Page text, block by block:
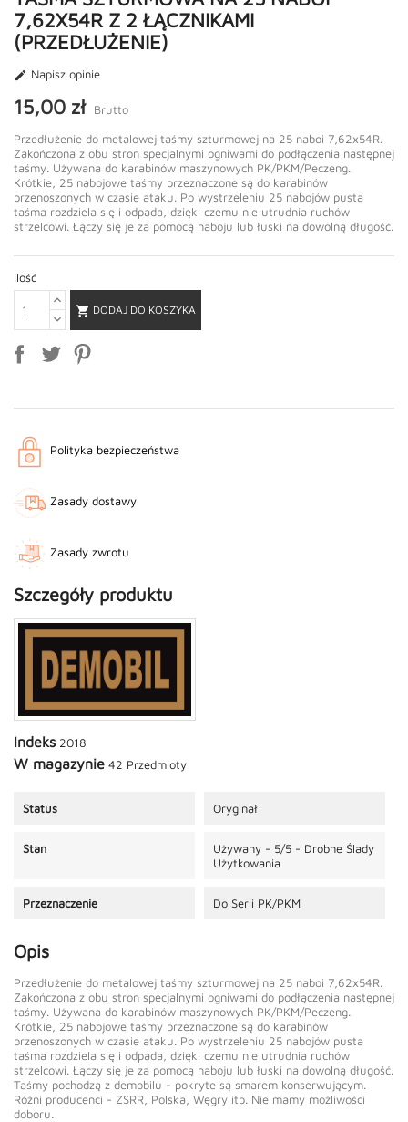
7,62X54R Z 2 ŁĄCZNIKAMI
(PRZEDŁUŻENIE)
 Napisz opinie
15,00 zł
Brutto
Przedłużenie do metalowej taśmy szturmowej na 25 naboi 7,62x54R.
Zakończona z obu stron specjalnymi ogniwami do podłączenia następnej
taśmy. Używana do karabinów maszynowych PK/PKM/Peczeng.
Krótkie, 25 nabojowe taśmy przeznaczone są do karabinów
przenoszonych w czasie ataku. Po wystrzeleniu 25 nabojów pusta
taśma rozdziela się i odpada, dzięki czemu nie utrudnia ruchów
strzelcowi. Łączy się je za pomocą naboju lub łuski na dowolną długość.
Ilość
 DODAJ DO KOSZYKA
Polityka bezpieczeństwa
Zasady dostawy
Zasady zwrotu
Szczegóły produktu
Indeks 2018
W magazynie 42 Przedmioty
Status Oryginał
Stan
Używany - 5/5 - Drobne Ślady
Użytkowania
Przeznaczenie Do Serii PK/PKM
Opis
Przedłużenie do metalowej taśmy szturmowej na 25 naboi 7,62x54R.
Zakończona z obu stron specjalnymi ogniwami do podłączenia następnej
taśmy. Używana do karabinów maszynowych PK/PKM/Peczeng.
Krótkie, 25 nabojowe taśmy przeznaczone są do karabinów
przenoszonych w czasie ataku. Po wystrzeleniu 25 nabojów pusta
taśma rozdziela się i odpada, dzięki czemu nie utrudnia ruchów
strzelcowi. Łączy się je za pomocą naboju lub łuski na dowolną długość.
Taśmy pochodzą z demobilu - pokryte są smarem konserwującym.
Różni producenci - ZSRR, Polska, Węgry itp. Nie mamy możliwości
doboru.